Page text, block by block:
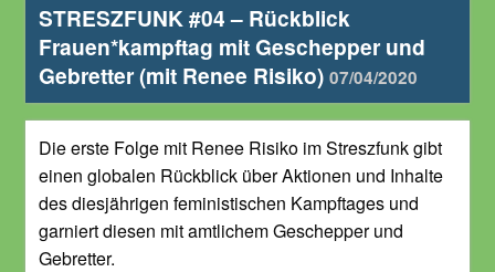
STRESZFUNK #04 – Rückblick
Frauen*kampftag mit Geschepper und
Gebretter (mit Renee Risiko) 07/04/2020
Die erste Folge mit Renee Risiko im Streszfunk gibt
einen globalen Rückblick über Aktionen und Inhalte
des diesjährigen feministischen Kampftages und
garniert diesen mit amtlichem Geschepper und
Gebretter.